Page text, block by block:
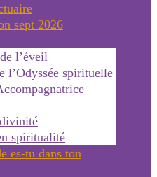
sept 2026
l’éveil
l’Odyssée spirituelle
spiritualité
es-tu dans ton